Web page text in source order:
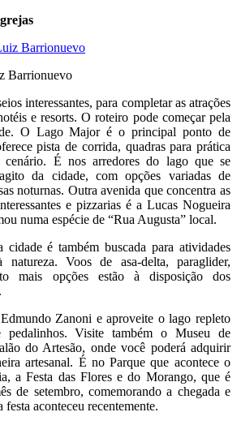
Barrionuevo
interessantes, para completar as atrações
e resorts. O roteiro pode começar pela
O Lago Major é o principal ponto de
pista de corrida, quadras para prática
É nos arredores do lago que se
da cidade, com opções variadas de
noturnas. Outra avenida que concentra as
e pizzarias é a Lucas Nogueira
numa espécie de “Rua Augusta” local.
é também buscada para atividades
Voos de asa-delta, paraglider,
mais opções estão à disposição dos
Zanoni e aproveite o lago repleto
pedalinhos. Visite também o Museu de
do Artesão, onde você poderá adquirir
artesanal. É no Parque que acontece o
a Festa das Flores e do Morango, que é
de setembro, comemorando a chegada e
aconteceu recentemente.